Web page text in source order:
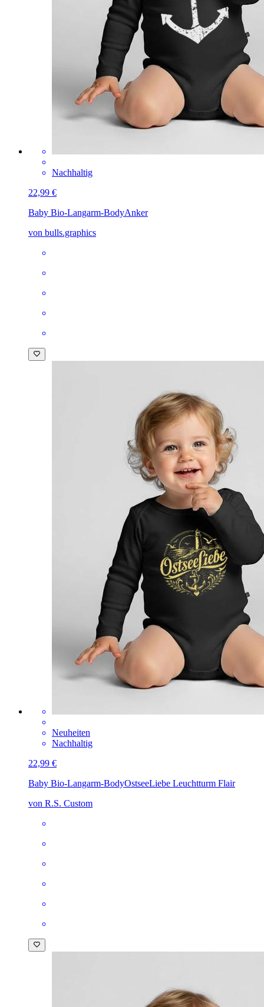
Nachhaltig
22,99 €
Baby Bio-Langarm-BodyAnker
von bulls.graphics
Neuheiten
Nachhaltig
22,99 €
Baby Bio-Langarm-BodyOstseeLiebe Leuchtturm Flair
von R.S. Custom